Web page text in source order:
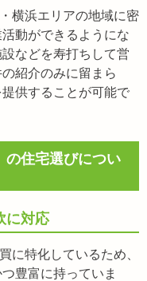
横浜エリアの地域に密
動ができるようにな
などを寿打ちして営
紹介のみに留まら
供することが可能で
の住宅選びについ
に対応
に特化しているため、
豊富に持っていま